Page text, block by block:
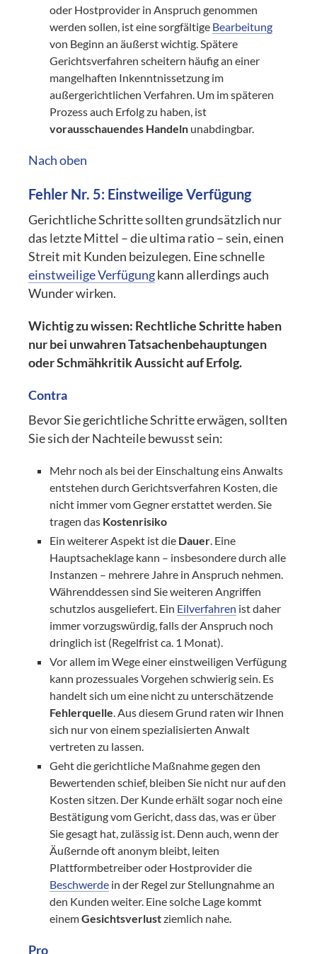
oder Hostprovider in Anspruch genommen
werden sollen, ist eine sorgfältige Bearbeitung
von Beginn an äußerst wichtig. Spätere
Gerichtsverfahren scheitern häufig an einer
mangelhaften Inkenntnissetzung im
außergerichtlichen Verfahren. Um im späteren
Prozess auch Erfolg zu haben, ist
vorausschauendes Handeln unabdingbar.
Nach oben
Fehler Nr. 5: Einstweilige Verfügung
Gerichtliche Schritte sollten grundsätzlich nur
das letzte Mittel – die ultima ratio – sein, einen
Streit mit Kunden beizulegen. Eine schnelle
einstweilige Verfügungkann allerdings auch
Wunder wirken.
Wichtig zu wissen: Rechtliche Schritte haben
nur bei unwahren Tatsachenbehauptungen
oder Schmähkritik Aussicht auf Erfolg.
Contra
Bevor Sie gerichtliche Schritte erwägen, sollten
Sie sich der Nachteile bewusst sein:
Mehr noch als bei der Einschaltung eins Anwalts
entstehen durch Gerichtsverfahren Kosten, die
nicht immer vom Gegner erstattet werden. Sie
tragen das Kostenrisiko
Ein weiterer Aspekt ist die Dauer . Eine
Hauptsacheklage kann – insbesondere durch alle
Instanzen – mehrere Jahre in Anspruch nehmen.
Währenddessen sind Sie weiteren Angriffen
schutzlos ausgeliefert. Ein Eilverfahren ist daher
immer vorzugswürdig, falls der Anspruch noch
dringlich ist (Regelfrist ca. 1 Monat).
Vor allem im Wege einer einstweiligen Verfügung
kann prozessuales Vorgehen schwierig sein. Es
handelt sich um eine nicht zu unterschätzende
Fehlerquelle . Aus diesem Grund raten wir Ihnen
sich nur von einem spezialisierten Anwalt
vertreten zu lassen.
Geht die gerichtliche Maßnahme gegen den
Bewertenden schief, bleiben Sie nicht nur auf den
Kosten sitzen. Der Kunde erhält sogar noch eine
Bestätigung vom Gericht, dass das, was er über
Sie gesagt hat, zulässig ist. Denn auch, wenn der
Äußernde oft anonym bleibt, leiten
Plattformbetreiber oder Hostprovider die
Beschwerde in der Regel zur Stellungnahme an
den Kunden weiter. Eine solche Lage kommt
einemGesichtsverlustziemlich nahe.
Pro